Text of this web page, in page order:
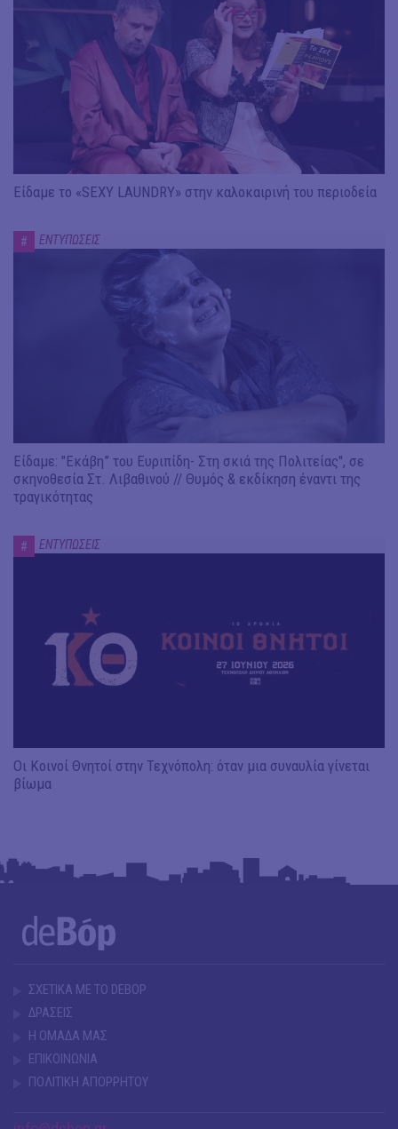
Είδαμε το «SEXY LAUNDRY» στην καλοκαιρινή του περιοδεία
# ΕΝΤΥΠΩΣΕΙΣ
Είδαμε: "Εκάβη” του Ευριπίδη- Στη σκιά της Πολιτείας", σε
σκηνοθεσία Στ. Λιβαθινού // Θυμός & εκδίκηση έναντι της
τραγικότητας
# ΕΝΤΥΠΩΣΕΙΣ
Οι Κοινοί Θνητοί στην Τεχνόπολη: όταν μια συναυλία γίνεται
βίωμα
ΣΧΕΤΙΚΑ ΜΕ ΤΟ DEBOP
ΔΡΑΣΕΙΣ
Η ΟΜΑΔΑ ΜΑΣ
ΕΠΙΚΟΙΝΩΝΙΑ
ΠΟΛΙΤΙΚΗ ΑΠΟΡΡΗΤΟΥ